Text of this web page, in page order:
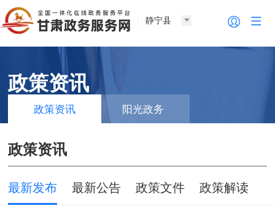
静宁县
政策资讯
政策资讯 阳光政务
政策资讯
最新发布 最新公告 政策文件 政策解读